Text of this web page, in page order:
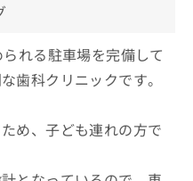
れる駐車場を完備して
歯科クリニックです。
め、子ども連れの方で